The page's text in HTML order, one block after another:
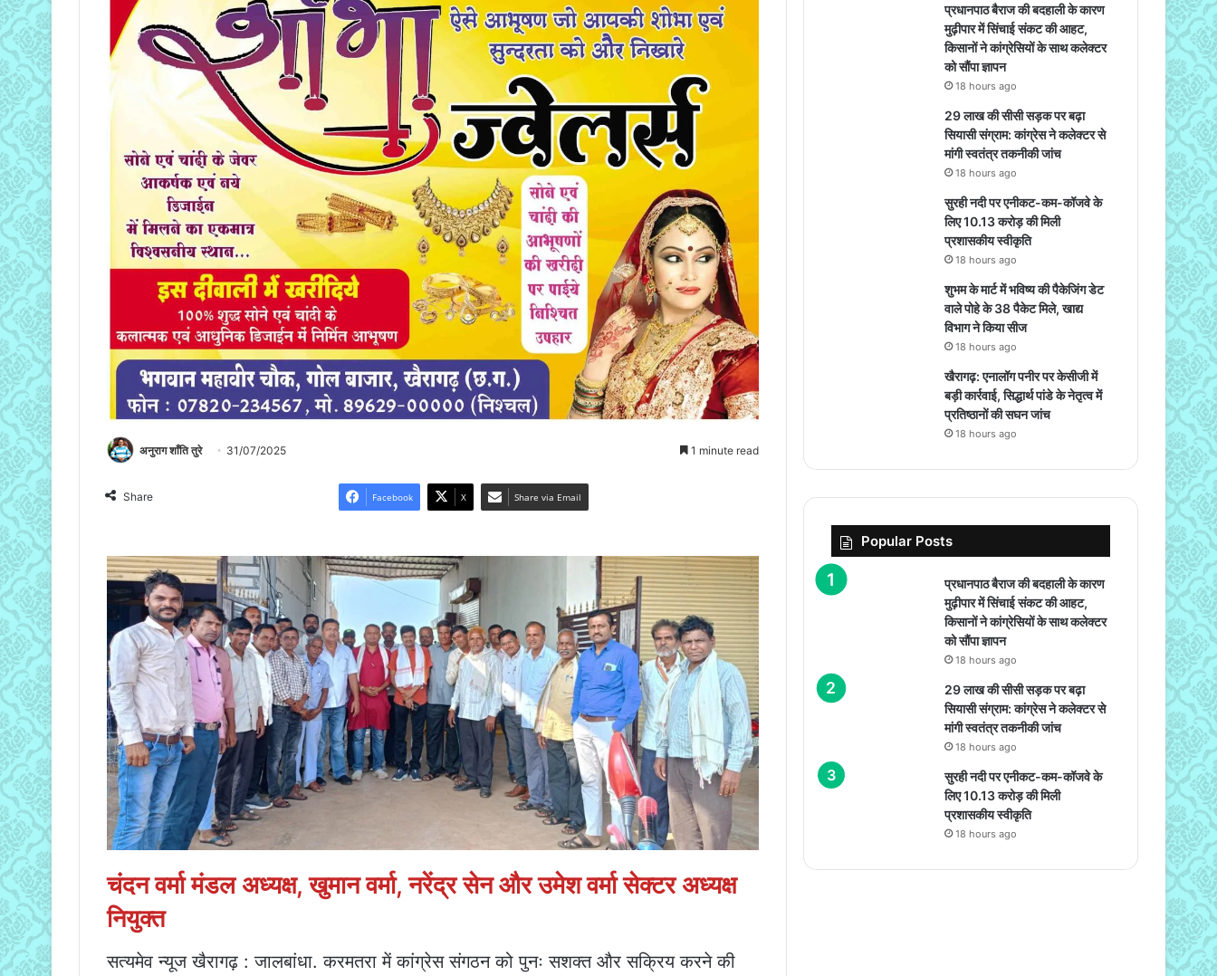
अनुराग शाँति तुरे 31/07/2025 1 minute read
Share Facebook X Share via Email
चंदन वर्मा मंडल अध्यक्ष, खुमान वर्मा, नरेंद्र सेन और उमेश वर्मा सेक्टर अध्यक्ष
नियुक्त
सत्यमेव न्यूज खैरागढ़ : जालबांधा. करमतरा में कांग्रेस संगठन को पुनः सशक्त और सक्रिय करने की
प्रधानपाठ बैराज की बदहाली के कारण
मुढ़ीपार में सिंचाई संकट की आहट,
किसानों ने कांग्रेसियों के साथ कलेक्टर
को सौंपा ज्ञापन
18 hours ago
29 लाख की सीसी सड़क पर बढ़ा
सियासी संग्राम: कांग्रेस ने कलेक्टर से
मांगी स्वतंत्र तकनीकी जांच
18 hours ago
सुरही नदी पर एनीकट-कम-कॉजवे के
लिए 10.13 करोड़ की मिली
प्रशासकीय स्वीकृति
18 hours ago
शुभम के मार्ट में भविष्य की पैकेजिंग डेट
वाले पोहे के 38 पैकेट मिले, खाद्य
विभाग ने किया सीज
18 hours ago
खैरागढ़: एनालॉग पनीर पर केसीजी में
बड़ी कार्रवाई, सिद्धार्थ पांडे के नेतृत्व में
प्रतिष्ठानों की सघन जांच
18 hours ago
Popular Posts
प्रधानपाठ बैराज की बदहाली के कारण
मुढ़ीपार में सिंचाई संकट की आहट,
किसानों ने कांग्रेसियों के साथ कलेक्टर
को सौंपा ज्ञापन
18 hours ago
29 लाख की सीसी सड़क पर बढ़ा
सियासी संग्राम: कांग्रेस ने कलेक्टर से
मांगी स्वतंत्र तकनीकी जांच
18 hours ago
सुरही नदी पर एनीकट-कम-कॉजवे के
लिए 10.13 करोड़ की मिली
प्रशासकीय स्वीकृति
18 hours ago